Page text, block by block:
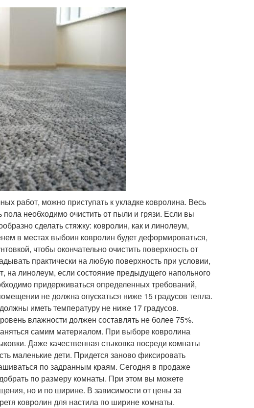
работ, можно приступать к укладке ковролина. Весь
необходимо очистить от пыли и грязи. Если вы
сделать стяжку: ковролин, как и линолеум,
в местах выбоин ковролин будет деформироваться,
чтобы окончательно очистить поверхность от
практически на любую поверхность при условии,
на линолеум, если состояние предыдущего напольного
придерживаться определенных требований,
не должна опускаться ниже 15 градусов тепла.
иметь температуру не ниже 17 градусов.
влажности должен составлять не более 75%.
самим материалом. При выборе ковролина
Даже качественная стыковка посреди комнаты
маленькие дети. Придется заново фиксировать
по задранным краям. Сегодня в продаже
по размеру комнаты. При этом вы можете
но и по ширине. В зависимости от цены за
ковролин для настила по ширине комнаты.